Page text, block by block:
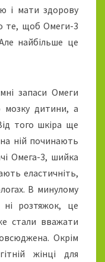
і мати здорову
те, щоб Омеги-3
найбільше це
запаси Омеги
мозку дитини, а
того шкіра ще
ній починають
Омега-3, шийка
еластичніть,
В минулому
розтяжок, це
стали вважати
Окрім
жінці для